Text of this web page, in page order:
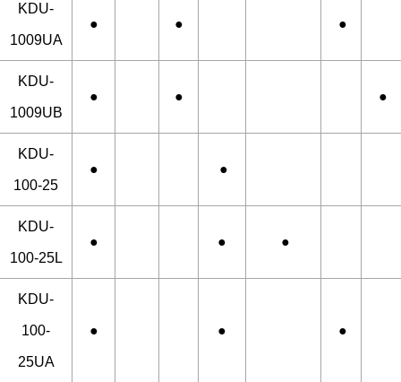
KDU-
1009UA
● ● ●
KDU-
1009UB
● ● ●
KDU-
100-25
● ●
KDU-
100-25L
● ● ●
KDU-
100-
25UA
● ● ●